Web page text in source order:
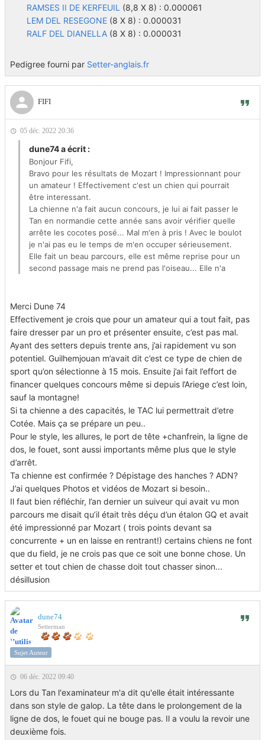
RAMSES II DE KERFEUIL (8,8 X 8) : 0.000061
LEM DEL RESEGONE (8 X 8) : 0.000031
RALF DEL DIANELLA (8 X 8) : 0.000031
Pedigree fourni par Setter-anglais.fr
FIFI
05 déc. 2022 20:36
dune74 a écrit :
Bonjour Fifi,
Bravo pour les résultats de Mozart ! Impressionnant pour
un amateur ! Effectivement c'est un chien qui pourrait
être interessant.
La chienne n'a fait aucun concours, je lui ai fait passer le
Tan en normandie cette année sans avoir vérifier quelle
arrête les cocotes posé... Mal m'en à pris ! Avec le boulot
je n'ai pas eu le temps de m'en occuper sérieusement.
Elle fait un beau parcours, elle est même reprise pour un
second passage mais ne prend pas l'oiseau... Elle n'a
lui faire passer. Je pense qu'elle en a largement le
potentiel.
Elle très fléchi et couché quand l'oiseau est dans un
périmètre restreint autour de la chienne avec une
tendance de plus en plus marqué à se coucher.
J'entend bien que se sont les grand chien qui font les
grands pédigrées. Mais quand on a pas la chance de
pouvoir se rendre sur le terrain pour voir les cabots courir
il me semble interessant de regarder les titres... mais pas
que, voir dans quelle conditions ils sont glané et de
discuter avec des personnes (coe sur le forum) qui ont pu
voir les chiens ou leurs descendant sur le terrain.
Le propriétaire fait sont chien à 60% mais c'est quand
même mieux de partir sur une bonne base quand on veut
développer sa souche.
Merci Dune 74
Effectivement je crois que pour un amateur qui a tout fait, pas
faire dresser par un pro et présenter ensuite, c’est pas mal.
Ayant des setters depuis trente ans, j’ai rapidement vu son
potentiel. Guilhemjouan m’avait dit c’est ce type de chien de
sport qu’on sélectionne à 15 mois. Ensuite j’ai fait l’effort de
financer quelques concours même si depuis l’Ariege c’est loin,
sauf la montagne!
Si ta chienne a des capacités, le TAC lui permettrait d’etre
Cotée. Mais ça se prépare un peu..
Pour le style, les allures, le port de tête +chanfrein, la ligne de
dos, le fouet, sont aussi importants même plus que le style
d’arrêt.
Ta chienne est confirmée ? Dépistage des hanches ? ADN?
J’ai quelques Photos et vidéos de Mozart si besoin..
Il faut bien réfléchir, l’an dernier un suiveur qui avait vu mon
parcours me disait qu’il était très déçu d’un étalon GQ et avait
été impressionné par Mozart ( trois points devant sa
concurrente + un en laisse en rentrant!) certains chiens ne font
que du field, je ne crois pas que ce soit une bonne chose. Un
setter et tout chien de chasse doit tout chasser sinon...
désillusion
dune74
Setterman
Sujet Auteur
06 déc. 2022 09:40
Lors du Tan l'examinateur m'a dit qu'elle était intéressante
dans son style de galop. La tête dans le prolongement de la
ligne de dos, le fouet qui ne bouge pas. Il a voulu la revoir une
deuxième fois.